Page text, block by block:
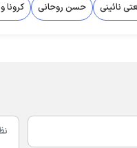
نائینی حسن روحانی کرونا